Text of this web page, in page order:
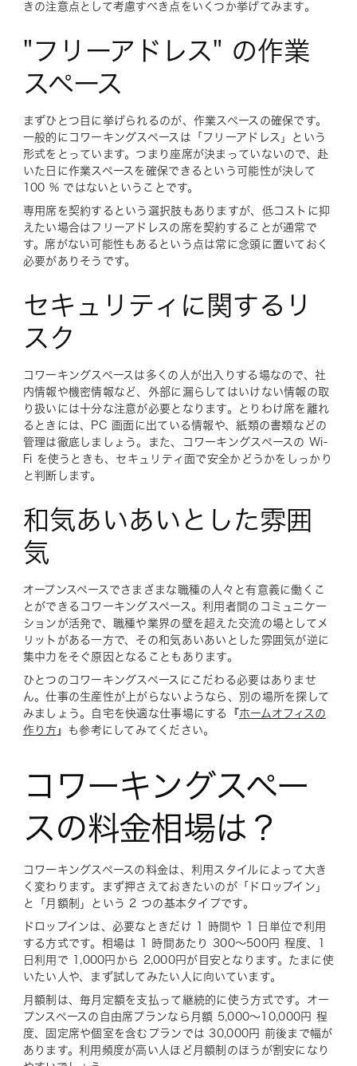
きの注意点として考慮すべき点をいくつか挙げてみます。
"フリーアドレス" の作業
スペース
まずひとつ目に挙げられるのが、作業スペースの確保です。
一般的にコワーキングスペースは「フリーアドレス」という
形式をとっています。つまり座席が決まっていないので、赴
いた日に作業スペースを確保できるという可能性が決して
100 % ではないということです。
専用席を契約するという選択肢もありますが、低コストに抑
えたい場合はフリーアドレスの席を契約することが通常で
す。席がない可能性もあるという点は常に念頭に置いておく
必要がありそうです。
セキュリティに関するリ
スク
コワーキングスペースは多くの人が出入りする場なので、社
内情報や機密情報など、外部に漏らしてはいけない情報の取
り扱いには十分な注意が必要となります。とりわけ席を離れ
るときには、PC 画面に出ている情報や、紙類の書類などの
管理は徹底しましょう。また、コワーキングスペースの Wi-
Fi を使うときも、セキュリティ面で安全かどうかをしっかり
と判断します。
和気あいあいとした雰囲
気
オープンスペースでさまざまな職種の人々と有意義に働くこ
とができるコワーキングスペース。利用者間のコミュニケー
ションが活発で、職種や業界の壁を超えた交流の場としてメ
リットがある一方で、その和気あいあいとした雰囲気が逆に
集中力をそぐ原因となることもあります。
ひとつのコワーキングスペースにこだわる必要はありませ
ん。仕事の生産性が上がらないようなら、別の場所を探して
みましょう。自宅を快適な仕事場にする『 ホームオフィスの
作り方』も参考にしてみてください。
コワーキングスペー
スの料金相場は？
コワーキングスペースの料金は、利用スタイルによって大き
く変わります。まず押さえておきたいのが「ドロップイン」
と「月額制」という 2 つの基本タイプです。
ドロップインは、必要なときだけ 1 時間や 1 日単位で利用
する方式です。相場は 1 時間あたり 300〜500円 程度、1
日利用で 1,000円から 2,000円が目安となります。たまに使
いたい人や、まず試してみたい人に向いています。
月額制は、毎月定額を支払って継続的に使う方式です。オー
プンスペースの自由席プランなら月額 5,000〜10,000円 程
度、固定席や個室を含むプランでは 30,000円 前後まで幅が
あります。利用頻度が高い人ほど月額制のほうが割安になり